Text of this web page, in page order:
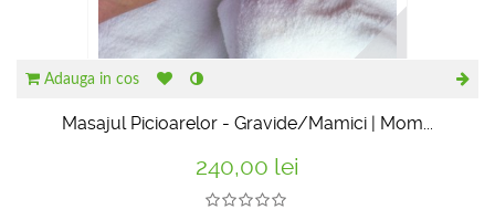
Adauga in cos
Masajul Picioarelor - Gravide/Mamici | Mom...
240,00 lei